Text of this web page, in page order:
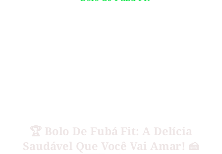
🏆 Bolo De Fubá Fit: A Delícia
Saudável Que Você Vai Amar! 🍰